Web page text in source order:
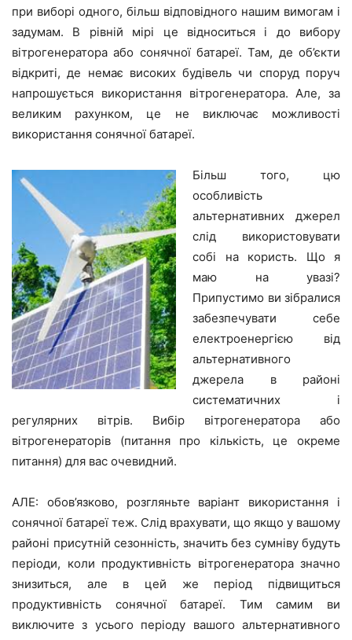
при виборі одного, більш відповідного нашим вимогам і
задумам. В рівній мірі це відноситься і до вибору
вітрогенератора або сонячної батареї. Там, де об’єкти
відкриті, де немає високих будівель чи споруд поруч
напрошується використання вітрогенератора. Але, за
великим рахунком, це не виключає можливості
використання сонячної батареї.
Більш того, цю
особливість
альтернативних джерел
слід використовувати
собі на користь. Що я
маю на увазі?
Припустимо ви зібралися
забезпечувати себе
електроенергією від
альтернативного
джерела в районі
систематичних і
регулярних вітрів. Вибір вітрогенератора або
вітрогенераторів (питання про кількість, це окреме
питання) для вас очевидний.
АЛЕ: обов’язково, розгляньте варіант використання і
сонячної батареї теж. Слід врахувати, що якщо у вашому
районі присутній сезонність, значить без сумніву будуть
періоди, коли продуктивність вітрогенератора значно
знизиться, але в цей же період підвищиться
продуктивність сонячної батареї. Тим самим ви
виключите з усього періоду вашого альтернативного